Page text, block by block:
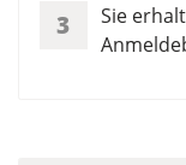
3
Sie